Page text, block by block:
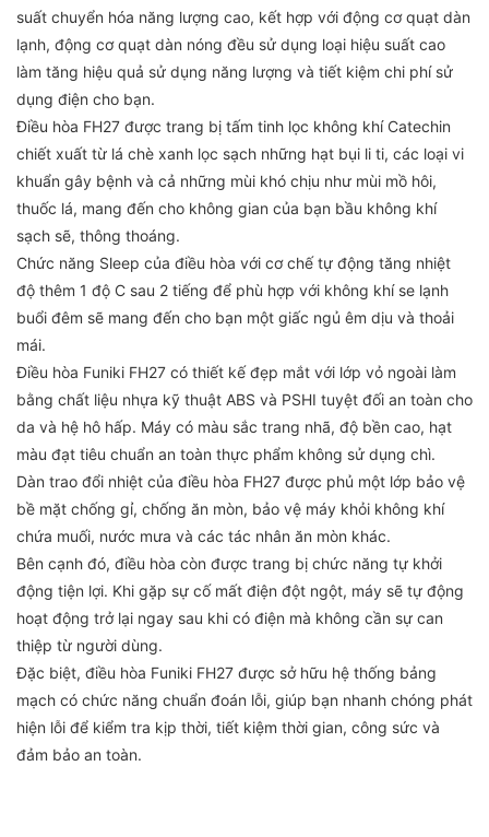
suất chuyển hóa năng lượng cao, kết hợp với động cơ quạt dàn
lạnh, động cơ quạt dàn nóng đều sử dụng loại hiệu suất cao
làm tăng hiệu quả sử dụng năng lượng và tiết kiệm chi phí sử
dụng điện cho bạn.
Điều hòa FH27 được trang bị tấm tinh lọc không khí Catechin
chiết xuất từ lá chè xanh lọc sạch những hạt bụi li ti, các loại vi
khuẩn gây bệnh và cả những mùi khó chịu như mùi mồ hôi,
thuốc lá, mang đến cho không gian của bạn bầu không khí
sạch sẽ, thông thoáng.
Chức năng Sleep của điều hòa với cơ chế tự động tăng nhiệt
độ thêm 1 độ C sau 2 tiếng để phù hợp với không khí se lạnh
buổi đêm sẽ mang đến cho bạn một giấc ngủ êm dịu và thoải
mái.
Điều hòa Funiki FH27 có thiết kế đẹp mắt với lớp vỏ ngoài làm
bằng chất liệu nhựa kỹ thuật ABS và PSHI tuyệt đối an toàn cho
da và hệ hô hấp. Máy có màu sắc trang nhã, độ bền cao, hạt
màu đạt tiêu chuẩn an toàn thực phẩm không sử dụng chì.
Dàn trao đổi nhiệt của điều hòa FH27 được phủ một lớp bảo vệ
bề mặt chống gỉ, chống ăn mòn, bảo vệ máy khỏi không khí
chứa muối, nước mưa và các tác nhân ăn mòn khác.
Bên cạnh đó, điều hòa còn được trang bị chức năng tự khởi
động tiện lợi. Khi gặp sự cố mất điện đột ngột, máy sẽ tự động
hoạt động trở lại ngay sau khi có điện mà không cần sự can
thiệp từ người dùng.
Đặc biệt, điều hòa Funiki FH27 được sở hữu hệ thống bảng
mạch có chức năng chuẩn đoán lỗi, giúp bạn nhanh chóng phát
hiện lỗi để kiểm tra kịp thời, tiết kiệm thời gian, công sức và
đảm bảo an toàn.